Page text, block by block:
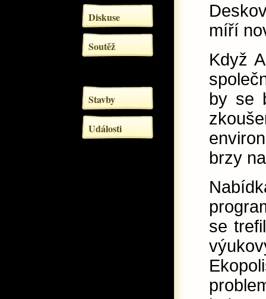
Diskuse
Soutěž
Stavby
Události
míří
Když
by se
brzy
se